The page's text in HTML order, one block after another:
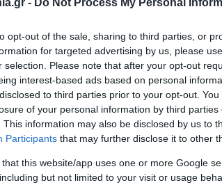
opt-out of the sale, sharing to third parties, or
for targeted advertising by us, please
selection. Please note that after your opt-out
interest-based ads based on personal
to third parties prior to your opt-out.
of your personal information by third parties
This information may also be disclosed by us to
Participants that may further disclose it to other
that this website/app uses one or more Google
but not limited to your visit or usage